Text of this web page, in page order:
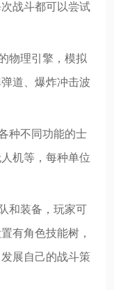
战斗都可以尝试
物理引擎，模拟
道、爆炸冲击波
种不同功能的士
机等，每种单位
和装备，玩家可
有角色技能树，
展自己的战斗策